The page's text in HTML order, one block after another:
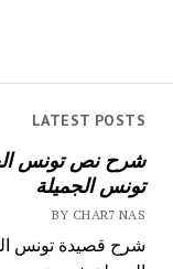
LATEST POSTS
شرح نص تونس
تونس الجميلة
BY CHAR7 NAS